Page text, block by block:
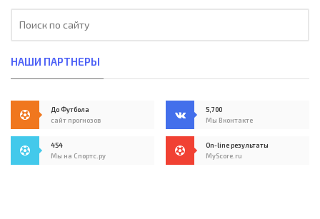
НАШИ ПАРТНЕРЫ
До Футбола
сайт прогнозов
5,700
Мы Вконтакте
454
Мы на Спортс.ру
On-line результаты
MyScore.ru